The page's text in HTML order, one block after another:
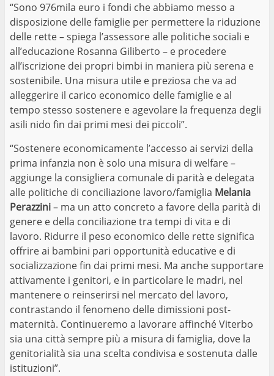
“Sono 976mila euro i fondi che abbiamo messo a
disposizione delle famiglie per permettere la riduzione
delle rette – spiega l’assessore alle politiche sociali e
all’educazione Rosanna Giliberto – e procedere
all’iscrizione dei propri bimbi in maniera più serena e
sostenibile. Una misura utile e preziosa che va ad
alleggerire il carico economico delle famiglie e al
tempo stesso sostenere e agevolare la frequenza degli
asili nido fin dai primi mesi dei piccoli”.
“Sostenere economicamente l’accesso ai servizi della
prima infanzia non è solo una misura di welfare –
aggiunge la consigliera comunale di parità e delegata
alle politiche di conciliazione lavoro/famiglia Melania
Perazzini– ma un atto concreto a favore della parità di
genere e della conciliazione tra tempi di vita e di
lavoro. Ridurre il peso economico delle rette significa
offrire ai bambini pari opportunità educative e di
socializzazione fin dai primi mesi. Ma anche supportare
attivamente i genitori, e in particolare le madri, nel
mantenere o reinserirsi nel mercato del lavoro,
contrastando il fenomeno delle dimissioni post-
maternità. Continueremo a lavorare affinché Viterbo
sia una città sempre più a misura di famiglia, dove la
genitorialità sia una scelta condivisa e sostenuta dalle
istituzioni”.